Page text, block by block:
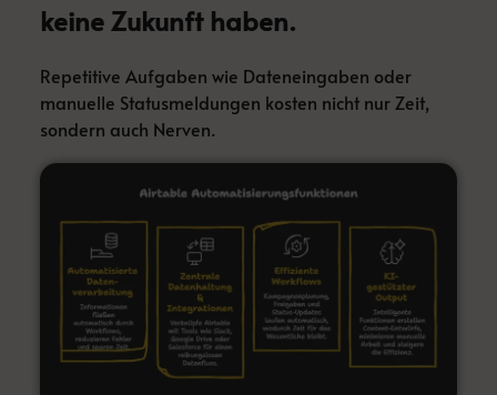
keine Zukunft haben.
Repetitive Aufgaben wie Dateneingaben oder
manuelle Statusmeldungen kosten nicht nur Zeit,
sondern auch Nerven.